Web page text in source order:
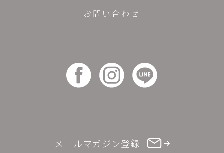
メールマガジン登録
お問い合わせ